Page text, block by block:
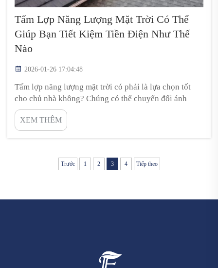
Tấm Lợp Năng Lượng Mặt Trời Có Thể
Giúp Bạn Tiết Kiệm Tiền Điện Như Thế
Nào
2026-01-26 17:04:48
Tấm lợp năng lượng mặt trời có phải là lựa chọn tốt
cho chủ nhà không? Chúng có thể chuyển đổi ánh
sáng mặt trời thành điện năng, từ đó giúp giảm đáng
kể số tiền bạn phải trả cho điện lưới. Và bạn hoàn toàn
có thể nói lời tạm biệt với những hóa đơn tiền điện
XEM THÊM
Trước 1 2 3 4 Tiếp theo